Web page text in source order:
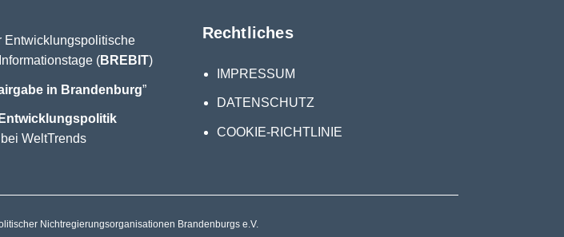
Entwicklungspolitische
(BREBIT)
in Brandenburg”
bei WeltTrends
Rechtliches
IMPRESSUM
DATENSCHUTZ
COOKIE-RICHTLINIE
Nichtregierungsorganisationen Brandenburgs e.V.